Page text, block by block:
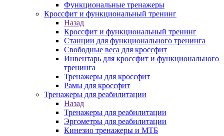
Функциональные тренажеры
Кроссфит и функциональный тренинг
Назад
Кроссфит и функциональный тренинг
Станции для функционального тренинга
Свободные веса для кроссфит
Инвентарь для кроссфит и функционального
тренинга
Тренажеры для кроссфит
Рамы для кроссфит
Тренажеры для реабилитации
Назад
Тренажеры для реабилитации
Эргометры для реабилитации
Кинезио тренажеры и МТБ